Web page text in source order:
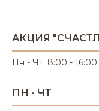
АКЦИЯ
Пн - Чт: 8:00 -
ПН - ЧТ